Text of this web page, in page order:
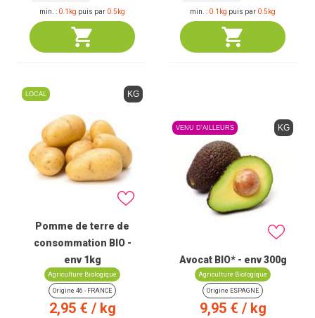
min. : 0.1kg puis par 0.5kg min. : 0.1kg puis par 0.5kg
LOCAL KG
Pomme de terre de
consommation BIO -
env 1kg
Agriculture Biologique
Origine 46 - FRANCE
Prix
2,95 € / kg
VENU D'AILLEURS KG
Avocat BIO* - env 300g
Agriculture Biologique
Origine ESPAGNE
Prix
9,95 € / kg